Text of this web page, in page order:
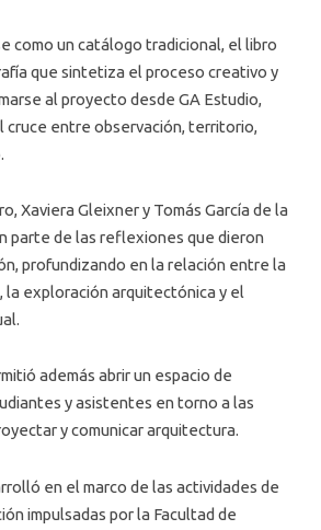
como un catálogo tradicional, el libro
que sintetiza el proceso creativo y
al proyecto desde GA Estudio,
cruce entre observación, territorio,
Xaviera Gleixner y Tomás García de la
parte de las reflexiones que dieron
profundizando en la relación entre la
la exploración arquitectónica y el
además abrir un espacio de
y asistentes en torno a las
y comunicar arquitectura.
en el marco de las actividades de
impulsadas por la Facultad de